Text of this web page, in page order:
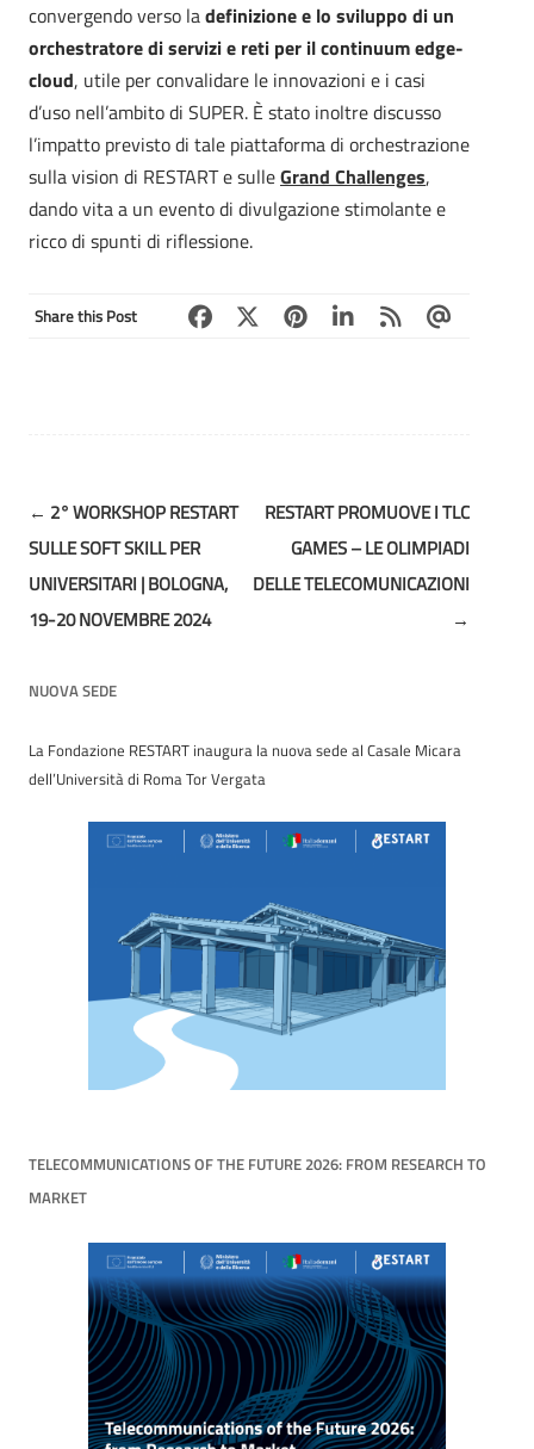
convergendo verso ladefinizione e lo sviluppo di un
orchestratore di servizi e reti per il continuum edge-
cloud, utile per convalidare le innovazioni e i casi
d’uso nell’ambito di SUPER. È stato inoltre discusso
l’impatto previsto di tale piattaforma di orchestrazione
sulla vision di RESTART e sulleGrand Challenges,
dando vita a un evento di divulgazione stimolante e
ricco di spunti di riflessione.
Share this Post
Post
navigation
← 2° WORKSHOP RESTART
SULLE SOFT SKILL PER
UNIVERSITARI | BOLOGNA,
19-20 NOVEMBRE 2024
RESTART PROMUOVE I TLC
GAMES – LE OLIMPIADI
DELLE TELECOMUNICAZIONI
→
NUOVA SEDE
La Fondazione RESTART inaugura la nuova sede al Casale Micara
dell’Università di Roma Tor Vergata
TELECOMMUNICATIONS OF THE FUTURE 2026: FROM RESEARCH TO
MARKET